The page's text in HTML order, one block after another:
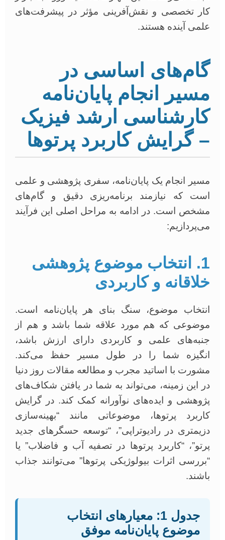
کار تخصصی و نقش‌آفرینی مؤثر در پیشرفت‌های
علمی آینده هستند.
گام‌های اساسی در
مسیر انجام پایان‌نامه
کارشناسی ارشد فیزیک
– گرایش کاربرد پرتوها
مسیر انجام یک پایان‌نامه، سفری پژوهشی و علمی
است که نیازمند برنامه‌ریزی دقیق و گام‌های
مشخص است. در ادامه به مراحل اصلی این فرآیند
می‌پردازیم:
1. انتخاب موضوع پژوهشی
خلاقانه و کاربردی
انتخاب موضوع، سنگ بنای هر پایان‌نامه است.
موضوعی که هم مورد علاقه شما باشد و هم از
جنبه‌های علمی و کاربردی دارای ارزش باشد،
انگیزه شما را در طول مسیر حفظ می‌کند.
مشورت با اساتید مجرب و مطالعه مقالات روز دنیا
در این زمینه، می‌تواند به شما در یافتن شکاف‌های
پژوهشی و ایده‌های نوآورانه کمک کند. در گرایش
کاربرد پرتوها، موضوعاتی مانند “بهینه‌سازی
دزیمتری در رادیوتراپی”، “توسعه حسگرهای جدید
پرتو”، “کاربرد پرتوها در تصفیه آب و فاضلاب” یا
“بررسی اثرات بیولوژیکی پرتوها” می‌توانند جذاب
باشند.
جدول 1: معیارهای انتخاب
موضوع پایان‌نامه موفق